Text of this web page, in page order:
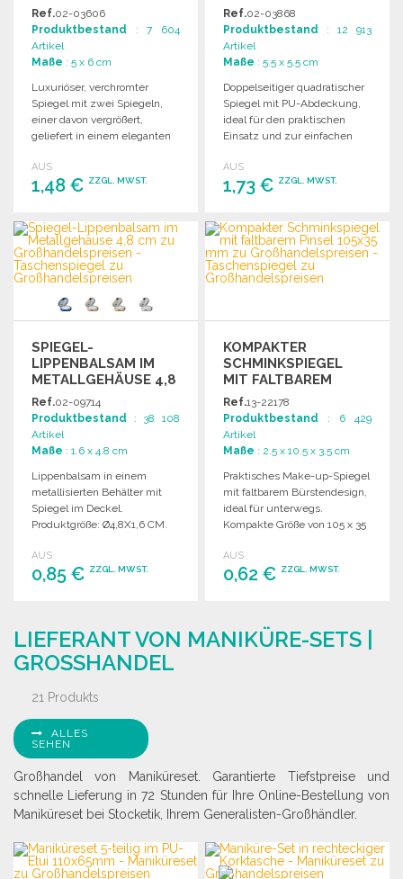
Ref.02-03606
Produktbestand : 7 604
Artikel
Maße : 5 x 6 cm
Luxuriöser, verchromter
Spiegel mit zwei Spiegeln,
einer davon vergrößert,
geliefert in einem eleganten
AUS
1,48 € ZZGL. MWST.
BESTELLEN
Angebot anfordern
Ref.02-03868
Produktbestand : 12 913
Artikel
Maße : 5.5 x 5.5 cm
Doppelseitiger quadratischer
Spiegel mit PU-Abdeckung,
ideal für den praktischen
Einsatz und zur einfachen
AUS
1,73 € ZZGL. MWST.
BESTELLEN
Angebot anfordern
SPIEGEL-
LIPPENBALSAM IM
METALLGEHÄUSE 4,8
CM
Ref.02-09714
Produktbestand : 38 108
Artikel
Maße : 1.6 x 4.8 cm
Lippenbalsam in einem
metallisierten Behälter mit
Spiegel im Deckel.
Produktgröße: Ø4,8X1,6 CM.
AUS
0,85 € ZZGL. MWST.
Angebot anfordern
KOMPAKTER
SCHMINKSPIEGEL
MIT FALTBAREM
PINSEL 105X35 MM
ZU
GROSSHANDELSPREISEN
Ref.13-22178
Produktbestand : 6 429
Artikel
Maße : 2.5 x 10.5 x 3.5 cm
Praktisches Make-up-Spiegel
mit faltbarem Bürstendesign,
ideal für unterwegs.
Kompakte Größe von 105 x 35
AUS
0,62 € ZZGL. MWST.
Angebot anfordern
LIEFERANT VON MANIKÜRE-SETS |
GROSSHANDEL
21 Produkts
ALLES
SEHEN
Großhandel von Maniküreset. Garantierte Tiefstpreise und
schnelle Lieferung in 72 Stunden für Ihre Online-Bestellung von
Maniküreset bei Stocketik, Ihrem Generalisten-Großhändler.